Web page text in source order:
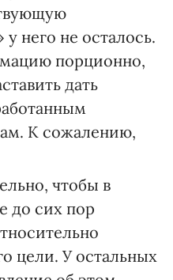
него не осталось.
порционно,
дать
К сожалению,
чтобы в
до сих пор
цели. У остальных